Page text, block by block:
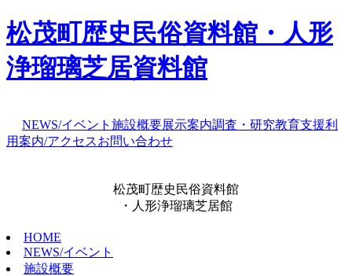
松茂町歴史民俗資料館・人形
浄瑠璃芝居資料館
NEWS/イベント 施設概要展示案内調査・研究教育支援利
用案内/アクセスお問い合わせ
松茂町歴史民俗資料館
・人形浄瑠璃芝居館
HOME
NEWS/イベント
施設概要